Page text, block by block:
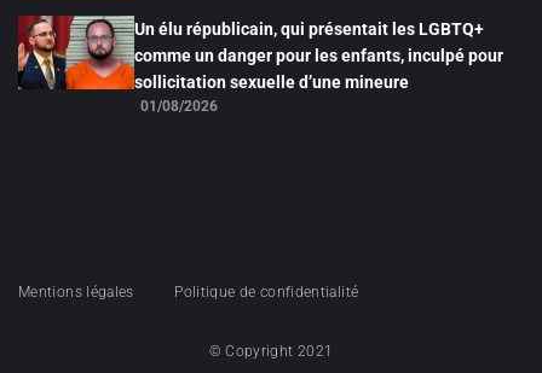
Un élu républicain, qui présentait les LGBTQ+
comme un danger pour les enfants, inculpé pour
sollicitation sexuelle d’une mineure
01/08/2026
Mentions légales Politique de confidentialité
© Copyright 2021